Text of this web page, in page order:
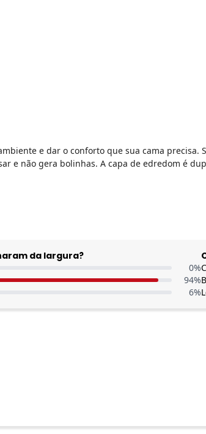
e dar o conforto que sua cama
e não gera bolinhas. A capa de edredom é
da largura?
0%
94%
6%